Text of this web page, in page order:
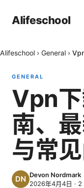
Alifeschool
Alifeschool › General ›
GENERAL
Vpn
南、
与常
Devon Nordmark
2026年4月4日 · 2